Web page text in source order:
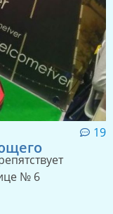
19
№ 6